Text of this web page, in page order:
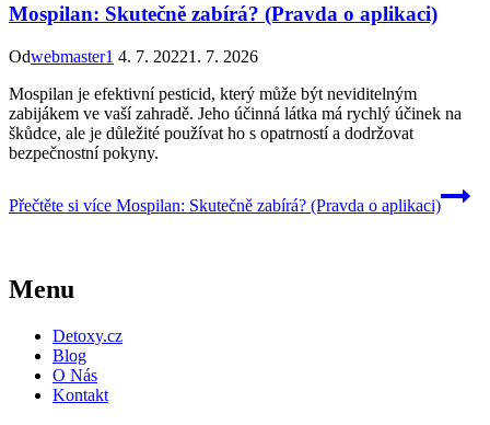
Mospilan: Skutečně zabírá? (Pravda o aplikaci)
Odwebmaster1 4. 7. 20221. 7. 2026
Mospilan je efektivní pesticid, který může být neviditelným
zabijákem ve vaší zahradě. Jeho účinná látka má rychlý účinek na
škůdce, ale je důležité používat ho s opatrností a dodržovat
bezpečnostní pokyny.
Přečtěte si více Mospilan: Skutečně zabírá? (Pravda o aplikaci)
Menu
Detoxy.cz
Blog
O Nás
Kontakt